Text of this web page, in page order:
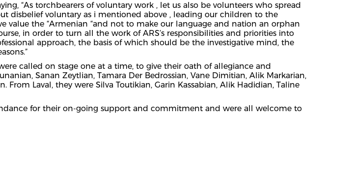
“As torchbearers of voluntary work , let us also be volunteers who spread
disbelief voluntary as i mentioned above , leading our children to the
the “Armenian “and not to make our language and nation an orphan
in order to turn all the work of ARS’s responsibilities and priorities into
approach, the basis of which should be the investigative mind, the
called on stage one at a time, to give their oath of allegiance and
Sanan Zeytlian, Tamara Der Bedrossian, Vane Dimitian, Alik Markarian,
Laval, they were Silva Toutikian, Garin Kassabian, Alik Hadidian, Taline
for their on-going support and commitment and were all welcome to